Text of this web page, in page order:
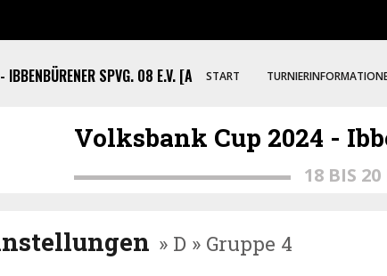
SPVG. 08 E.V. [A START
Volksbank Cup 2024 -
18 BIS
» D » Gruppe 4